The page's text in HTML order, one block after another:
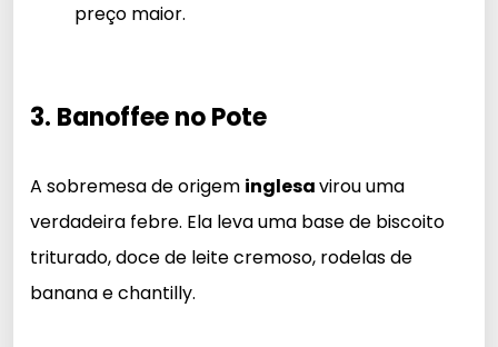
preço maior.
3. Banoffee no Pote
A sobremesa de origem inglesavirou uma
verdadeira febre. Ela leva uma base de biscoito
triturado, doce de leite cremoso, rodelas de
banana e chantilly.